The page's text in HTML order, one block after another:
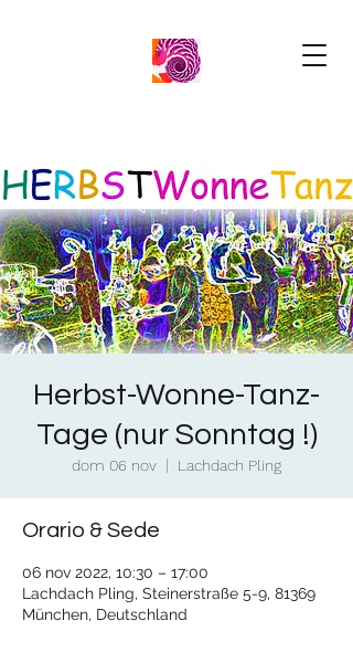
Herbst-Wonne-Tanz-
Tage (nur Sonntag !)
dom 06 nov
  |
Lachdach Pling
Orario & Sede
06 nov 2022, 10:30 – 17:00
Lachdach Pling, Steinerstraße 5-9, 81369
München, Deutschland